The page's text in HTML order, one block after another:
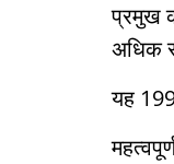
प्रमुख
अधिक
यह